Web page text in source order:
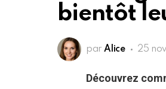
bientôt
par Alice 25
Découvrez